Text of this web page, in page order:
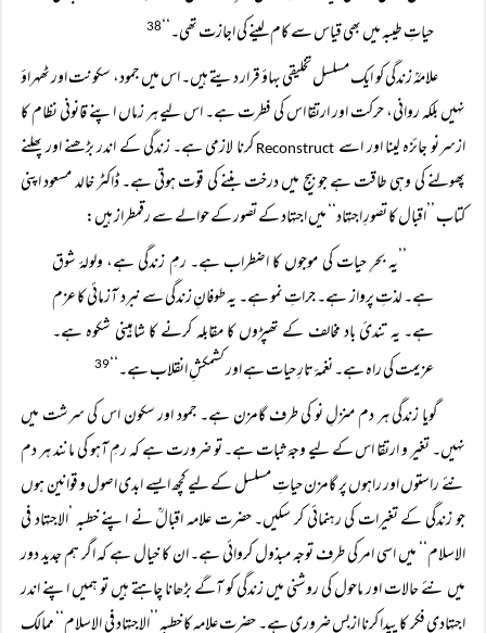
حیاتِ طیبہ میں بھی قیاس سے کام لینے کی اجازت تھی۔‘‘
38
علامہؒ زندگی کو ایک مسلسل تخلیقی بہاؤ قرار دیتے ہیں۔ اس میں جمود، سکونت اور ٹھہراؤ
نہیں بلکہ روانی، حرکت اور ارتقا اس کی فطرت ہے۔ اس لیے ہر زماں اپنے قانونی نظام کا
ازسرنو جائزہ لینا اور اسے
کرنا لازمی ہے۔ زندگی کے اندر بڑھنے اور پھلنے
پھولنے کی وہی طاقت ہے جو بیج میں درخت بننے کی قوت ہوتی ہے۔ ڈاکٹر خالد مسعود اپنی
کتاب ’’اقبال کا تصورِ اجتہاد‘‘ میں اجتہاد کے تصور کے حوالے سے رقمطراز ہیں:
’’یہ بحرِ حیات کی موجوں کا اضطراب ہے۔ رمِ زندگی ہے، ولولۂ شوق
ہے۔ لذتِ پرواز ہے۔ جراتِ نمو ہے۔ یہ طوفانِ زندگی سے نبرد آزمائی کا عزم
ہے۔ یہ تندیٔ باد مخالف کے تھپڑوں کا مقابلہ کرنے کا شاہینی شکوہ ہے۔
عزیمت کی راہ ہے۔ نغمۂ تارِ حیات ہے اور کشمکشِ انقلاب ہے۔‘‘
39
گویا زندگی ہر دم منزلِ نو کی طرف گامزن ہے۔ جمود اور سکون اس کی سرشت میں
نہیں۔ تغیر و ارتقا اس کے لیے وجۂ ثبات ہے۔ تو ضرورت ہے کہ رمِ آہو کی مانند ہر دم
نئے راستوں اور راہوں پر گامزن حیاتِ مسلسل کے لیے کچھ ایسے ابدی اصول و قوانین ہوں
جو زندگی کے تغیرات کی رہنمائی کر سکیں۔ حضرت علامہ اقبالؒ نے اپنے خطبہ ’الاجتہاد فی
الاسلام‘‘ میں اسی امر کی طرف توجہ مبذول کروائی ہے۔ ان کا خیال ہے کہ اگر ہم جدید دور
میں نئے حالات اور ماحول کی روشنی میں زندگی کو آگے بڑھانا چاہتے ہیں تو ہمیں اپنے اندر
اجتہادی فکر کا پیدا کرنا ازبس ضروری ہے۔ حضرت علامہ کا خطبہ ’’الاجتہاد فی الاسلام‘‘ ممالک